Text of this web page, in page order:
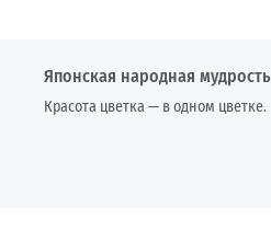
Японская народная мудрость
Красота цветка — в одном цветке.